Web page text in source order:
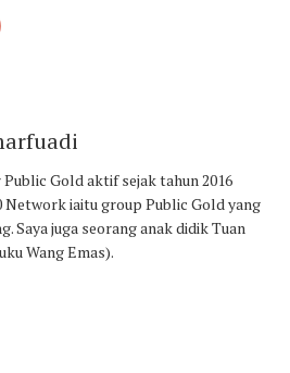
Public Gold aktif sejak tahun 2016
Network iaitu group Public Gold yang
Saya juga seorang anak didik Tuan
Wang Emas).